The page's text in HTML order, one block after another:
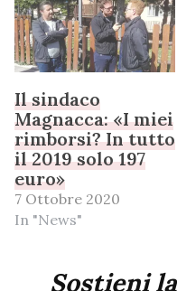
Il sindaco
Magnacca: «I miei
rimborsi? In tutto
il 2019 solo 197
euro»
7 Ottobre 2020
In "News"
Sostieni